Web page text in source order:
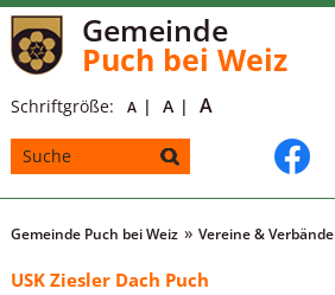
Gemeinde
Puch bei Weiz
Schriftgröße: A A A
Gemeinde Puch bei Weiz Vereine & Verbände
USK Ziesler Dach Puch